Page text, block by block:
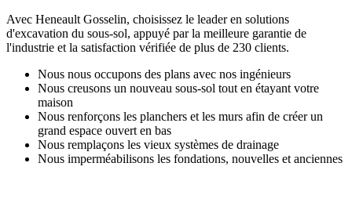
Avec Heneault Gosselin, choisissez le leader en solutions
d'excavation du sous-sol, appuyé par la meilleure garantie de
l'industrie et la satisfaction vérifiée de plus de 230 clients.
Nous nous occupons des plans avec nos ingénieurs
Nous creusons un nouveau sous-sol tout en étayant votre
maison
Nous renforçons les planchers et les murs afin de créer un
grand espace ouvert en bas
Nous remplaçons les vieux systèmes de drainage
Nous imperméabilisons les fondations, nouvelles et anciennes